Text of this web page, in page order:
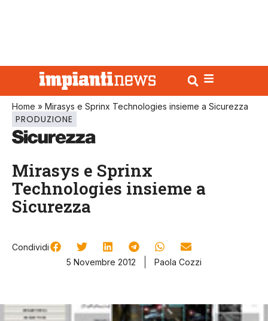
Home » Mirasys e Sprinx Technologies insieme a Sicurezza
PRODUZIONE
Mirasys e Sprinx
Technologies insieme a
Sicurezza
Condividi
5 Novembre 2012
Paola Cozzi